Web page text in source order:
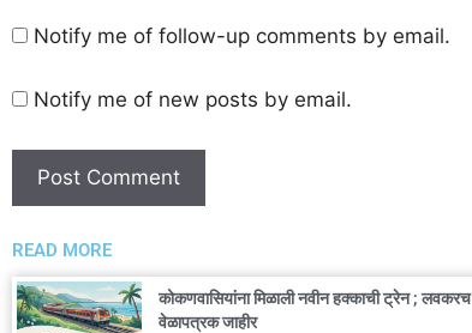
Notify me of follow-up comments by email.
Notify me of new posts by email.
READ MORE
कोकणवासियांना मिळाली नवीन हक्काची ट्रेन ; लवकरच
वेळापत्रक जाहीर